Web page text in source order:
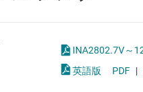
スイッチ/マルチプ
INA2802.7V～
英語版
PDF |